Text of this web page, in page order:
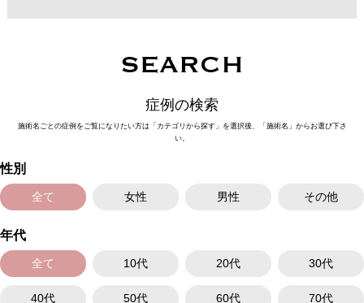
SEARCH
症例の検索
施術名ごとの症例をご覧になりたい方は「カテゴリから探す」を選択後、「施術名」からお選び下さ
い。
性別
全て 女性 男性 その他
年代
全て 10代 20代 30代
40代 50代 60代 70代